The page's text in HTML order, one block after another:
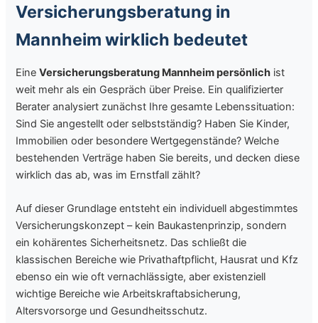
Versicherungsberatung in
Mannheim wirklich bedeutet
EineVersicherungsberatung Mannheim persönlich ist
weit mehr als ein Gespräch über Preise. Ein qualifizierter
Berater analysiert zunächst Ihre gesamte Lebenssituation:
Sind Sie angestellt oder selbstständig? Haben Sie Kinder,
Immobilien oder besondere Wertgegenstände? Welche
bestehenden Verträge haben Sie bereits, und decken diese
wirklich das ab, was im Ernstfall zählt?
Auf dieser Grundlage entsteht ein individuell abgestimmtes
Versicherungskonzept – kein Baukastenprinzip, sondern
ein kohärentes Sicherheitsnetz. Das schließt die
klassischen Bereiche wie Privathaftpflicht, Hausrat und Kfz
ebenso ein wie oft vernachlässigte, aber existenziell
wichtige Bereiche wie Arbeitskraftabsicherung,
Altersvorsorge und Gesundheitsschutz.